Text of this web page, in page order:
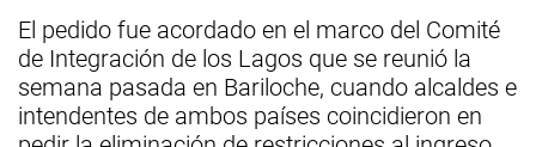
El pedido fue acordado en el marco del Comité
de Integración de los Lagos que se reunió la
semana pasada en Bariloche, cuando alcaldes e
intendentes de ambos países coincidieron en